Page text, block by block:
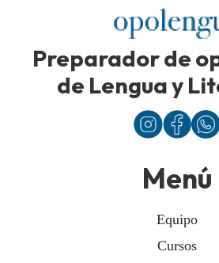
Preparador de
de Lengua y
Menú
Equipo
Cursos